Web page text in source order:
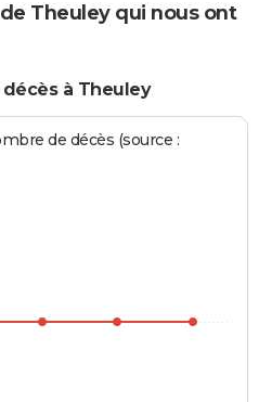
Theuley qui nous ont
à Theuley
de décès (source :